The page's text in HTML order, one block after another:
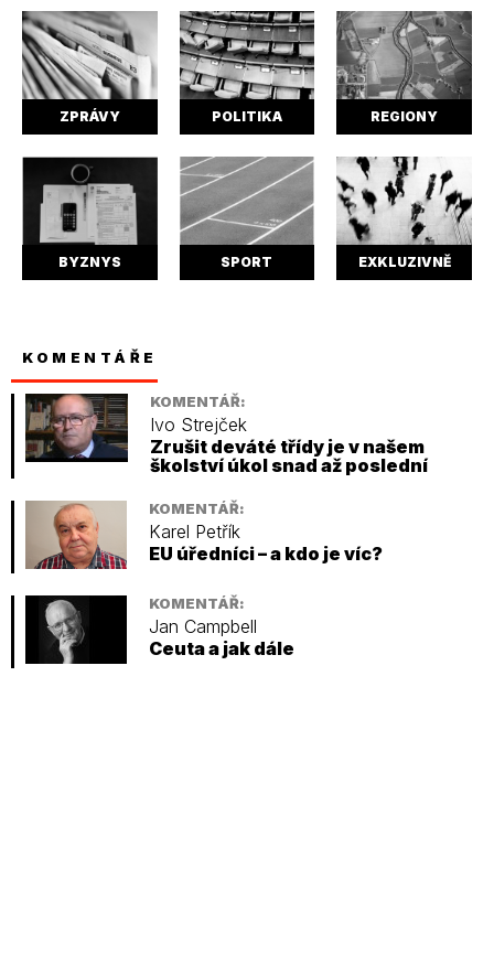
ZPRÁVY POLITIKA REGIONY
BYZNYS SPORT EXKLUZIVNĚ
KOMENTÁŘE
KOMENTÁŘ:
Ivo Strejček
Zrušit deváté třídy je v našem
školství úkol snad až poslední
KOMENTÁŘ:
Karel Petřík
EU úředníci – a kdo je víc?
KOMENTÁŘ:
Jan Campbell
Ceuta a jak dále